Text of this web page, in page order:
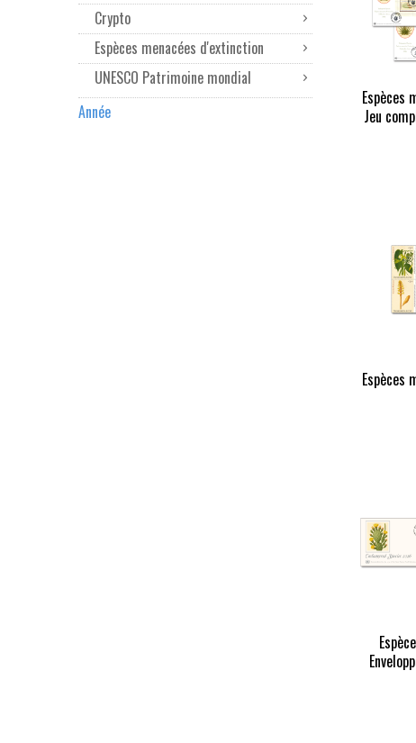
Espèces
Jeu
Espèces
Crypto
Espèces menacées d'extinction
UNESCO Patrimoine mondial
Année